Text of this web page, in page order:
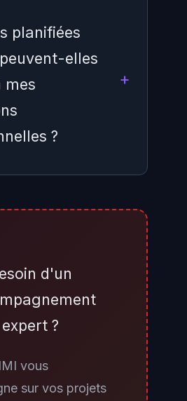
planifiées
elles
mes
?
les applications
des pages web
notifications.
en contexte
il est recommandé
d'un
expert ?
vous
sur vos projets